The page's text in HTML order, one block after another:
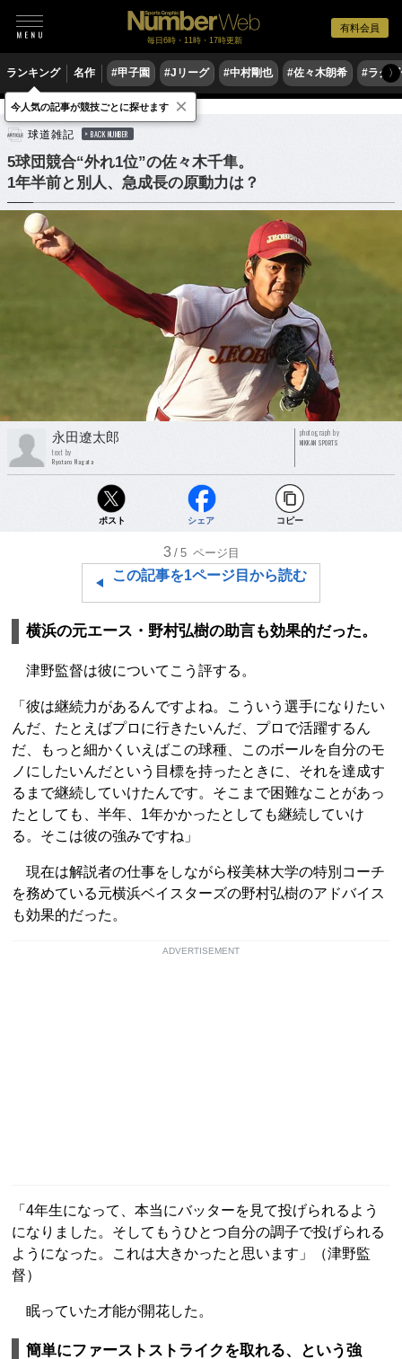
有料会員
毎日6時・11時・17時更新
ランキング 名作 #甲子園 #Jリーグ #中村剛也 #佐々木朗希 #ラグ〉
野球 プロ野球 ドラフト会議
球道雑記 BACK NUMBER
5球団競合“外れ1位”の佐々木千隼。
1年半前と別人、急成長の原動力は？
永田遼太郎
text by
Ryotaro Nagata
photograph by
NIKKAN SPORTS
ポスト シェア コピー
3 /5 ページ目
この記事を1ページ目から読む
横浜の元エース・野村弘樹の助言も効果的だった。
津野監督は彼についてこう評する。
「彼は継続力があるんですよね。こういう選手になりたい
んだ、たとえばプロに行きたいんだ、プロで活躍するん
だ、もっと細かくいえばこの球種、このボールを自分のモ
ノにしたいんだという目標を持ったときに、それを達成す
るまで継続していけたんです。そこまで困難なことがあっ
たとしても、半年、1年かかったとしても継続していけ
る。そこは彼の強みですね」
現在は解説者の仕事をしながら桜美林大学の特別コーチ
を務めている元横浜ベイスターズの野村弘樹のアドバイス
も効果的だった。
ADVERTISEMENT
「4年生になって、本当にバッターを見て投げられるよう
になりました。そしてもうひとつ自分の調子で投げられる
ようになった。これは大きかったと思います」（津野監
督）
眠っていた才能が開花した。
簡単にファーストストライクを取れる、という強
今人気の記事が競技ごとに探せます ×